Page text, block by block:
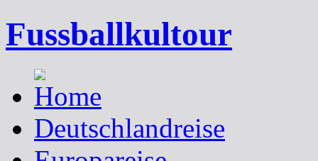
Fussballkultour
Deutschlandreise